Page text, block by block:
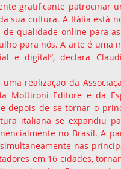
gratificante patrocinar
sua cultura. A Itália está
qualidade online para
para nós. A arte é uma
e digital”, declara
realização da
Mottironi Editore e da
depois de se tornar o
italiana se expandiu
no Brasil. A
nas
em 16 cidades,